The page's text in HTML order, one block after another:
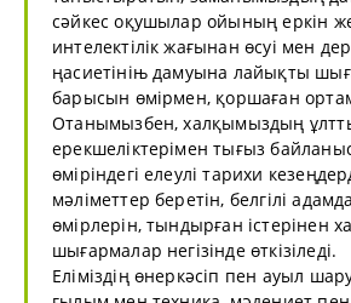
сәйкес оқушылар ойының еркін
интелектілік жағынан өсуі мен
ңасиетініњ дамуына лайықты
барысын өмірмен, қоршаған
Отанымызбен, халқымыздың
ерекшеліктерімен тығыз
өміріндегі елеулі тарихи
мәліметтер беретін, белгілі
өмірлерін, тындырған істерінен
шығармалар негізінде өткізіледі.
Еліміздің өнеркәсіп пен ауыл